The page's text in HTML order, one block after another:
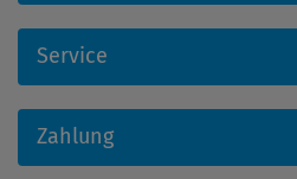
Service
Zahlung